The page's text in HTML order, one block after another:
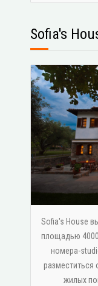
Sofia's
Sofia's House
площадью
номера-
разместиться
жилых